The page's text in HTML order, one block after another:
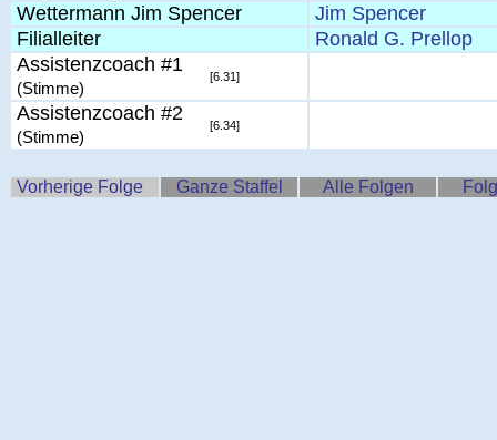
Wettermann Jim Spencer
Jim Spencer
Filialleiter
Ronald G. Prellop
Assistenzcoach #1
(Stimme)
[6.31]
Assistenzcoach #2
(Stimme)
[6.34]
Vorherige Folge Ganze Staffel Alle Folgen